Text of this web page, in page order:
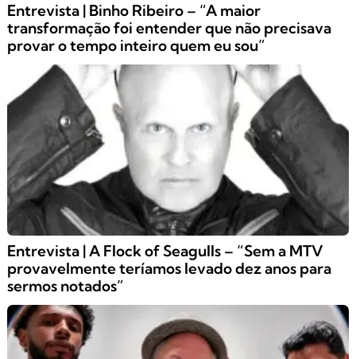
Entrevista | Binho Ribeiro – “A maior
transformação foi entender que não precisava
provar o tempo inteiro quem eu sou”
Entrevista | A Flock of Seagulls – “Sem a MTV
provavelmente teríamos levado dez anos para
sermos notados”